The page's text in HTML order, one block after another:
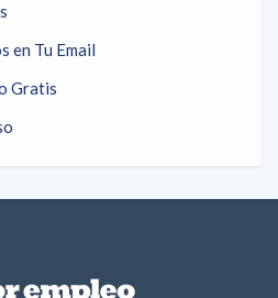
en Tu Email
Gratis